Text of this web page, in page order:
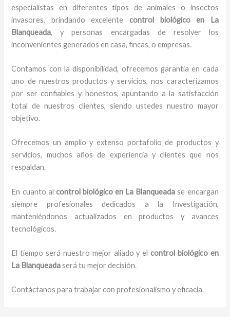
especialistas en diferentes tipos de animales o insectos
invasores, brindando excelente control biológico en La
Blanqueada, y personas encargadas de resolver los
inconvenientes generados en casa, fincas, o empresas.
Contamos con la disponibilidad, ofrecemos garantía en cada
uno de nuestros productos y servicios, nos caracterizamos
por ser confiables y honestos, apuntando a la satisfacción
total de nuestros clientes, siendo ustedes nuestro mayor
objetivo.
Ofrecemos un amplio y extenso portafolio de productos y
servicios, muchos años de experiencia y clientes que nos
respaldan.
En cuanto al control biológico en La Blanqueadase encargan
siempre profesionales dedicados a la Investigación,
manteniéndonos actualizados en productos y avances
tecnológicos.
El tiempo será nuestro mejor aliado y el control biológico en
La Blanqueadaserá tu mejor decisión.
Contáctanos para trabajar con profesionalismo y eficacia.